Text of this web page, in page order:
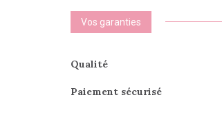
Vos garanties
Qualité
Paiement sécurisé